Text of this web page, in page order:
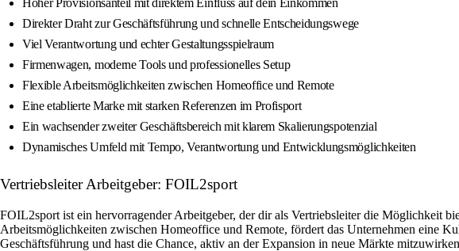
Hoher Provisionsanteil mit direktem Einfluss auf dein Einkommen
Direkter Draht zur Geschäftsführung und schnelle Entscheidungswege
Viel Verantwortung und echter Gestaltungsspielraum
Firmenwagen, moderne Tools und professionelles Setup
Flexible Arbeitsmöglichkeiten zwischen Homeoffice und Remote
Eine etablierte Marke mit starken Referenzen im Profisport
Ein wachsender zweiter Geschäftsbereich mit klarem Skalierungspotenzial
Dynamisches Umfeld mit Tempo, Verantwortung und Entwicklungsmöglichkeiten
Vertriebsleiter Arbeitgeber: FOIL2sport
FOIL2sport ist ein hervorragender Arbeitgeber, der dir als Vertriebsleiter die Möglichkeit
Arbeitsmöglichkeiten zwischen Homeoffice und Remote, fördert das Unternehmen eine
Geschäftsführung und hast die Chance, aktiv an der Expansion in neue Märkte